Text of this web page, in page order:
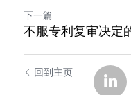
下一篇
不服专利复审决定
回到主页